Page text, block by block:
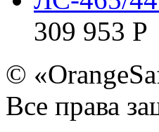
309 953 Р
©
Все права